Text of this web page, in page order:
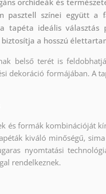
pasztell színei együtt a
tapéta ideális választás
a hosszú
belső terét is
dekoráció formájában. A
és formák kombinációját
kiváló minőségű,
nyomtatási
rendelkeznek.